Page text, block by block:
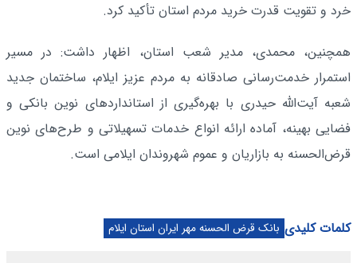
خرد و تقویت قدرت خرید مردم استان تأکید کرد.
همچنین، محمدی، مدیر شعب استان، اظهار داشت: در مسیر
استمرار خدمت‌رسانی صادقانه به مردم عزیز ایلام، ساختمان جدید
شعبه آیت‌الله حیدری با بهره‌گیری از استانداردهای نوین بانکی و
فضایی بهینه، آماده ارائه انواع خدمات تسهیلاتی و طرح‌های نوین
قرض‌الحسنه به بازاریان و عموم شهروندان ایلامی است.
کلمات کلیدی بانک قرض الحسنه مهر ایران استان ایلام